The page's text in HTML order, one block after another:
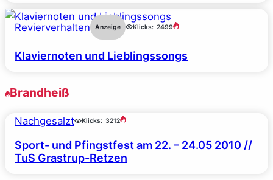
Revierverhalten Anzeige Klicks: 2499
Klaviernoten und Lieblingssongs
Brandheiß
Nachgesalzt Klicks: 3212
Sport- und Pfingstfest am 22. – 24.05 2010 //
TuS Grastrup-Retzen